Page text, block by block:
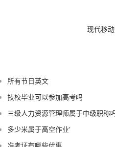
现代移
所有节日英文
技校毕业可以参加高考吗
三级人力资源管理师属于中级职称
多少米属于高空作业‘
准考证有哪些优惠